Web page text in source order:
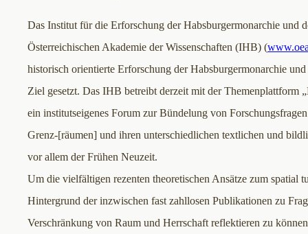
Das Institut für die Erforschung der Habsburgermonarchie und
Österreichischen Akademie der Wissenschaften (IHB) (
historisch orientierte Erforschung der Habsburgermonarchie
Ziel gesetzt. Das IHB betreibt derzeit mit der Themenplattform
ein institutseigenes Forum zur Bündelung von
Grenz-[räumen] und ihren unterschiedlichen textlichen und
vor allem der Frühen Neuzeit.
Um die vielfältigen rezenten theoretischen Ansätze zum spatial
Hintergrund der inzwischen fast zahllosen Publikationen zu
Verschränkung von Raum und Herrschaft reflektieren zu